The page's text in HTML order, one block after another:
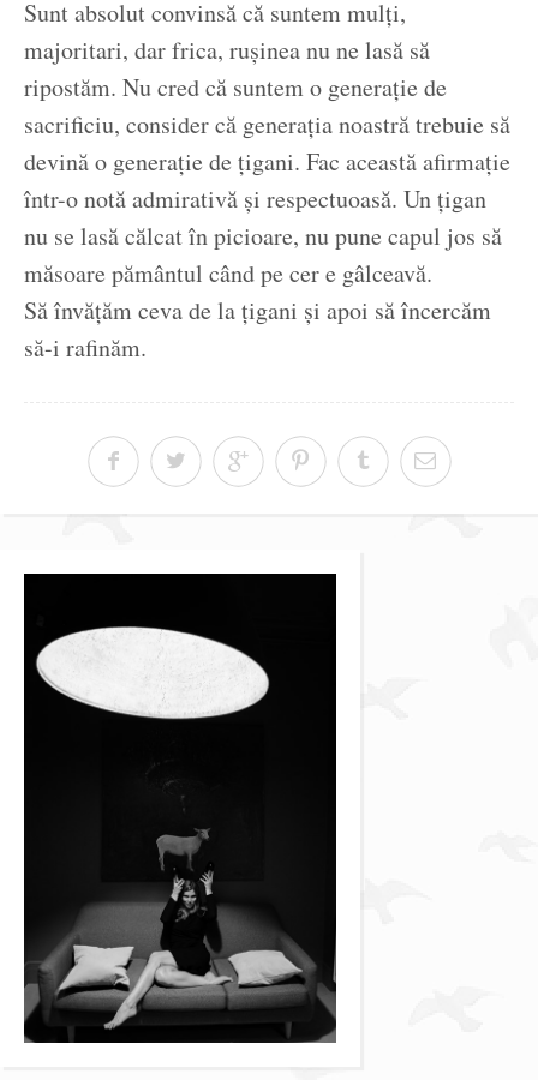
Sunt absolut convinsă că suntem mulți,
majoritari, dar frica, rușinea nu ne lasă să
ripostăm. Nu cred că suntem o generație de
sacrificiu, consider că generația noastră trebuie să
devină o generație de țigani. Fac această afirmație
într-o notă admirativă și respectuoasă. Un țigan
nu se lasă călcat în picioare, nu pune capul jos să
măsoare pământul când pe cer e gâlceavă.
Să învățăm ceva de la țigani și apoi să încercăm
să-i rafinăm.